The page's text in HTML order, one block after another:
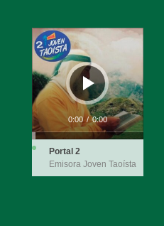
Reproductor
de
audio
0:00 / 0:00
Portal 2
Emisora Joven Taoísta